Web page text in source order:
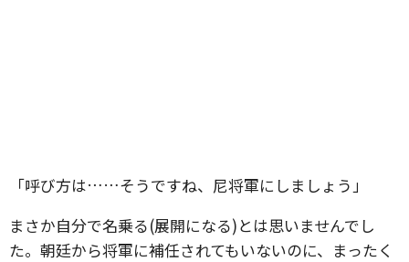
「呼び方は……そうですね、尼将軍にしましょう」
まさか自分で名乗る(展開になる)とは思いませんでし
た。朝廷から将軍に補任されてもいないのに、まったく